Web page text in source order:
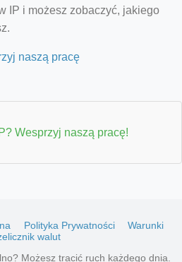
IP i możesz zobaczyć, jakiego
naszą pracę
Wesprzyj naszą pracę!
Polityka Prywatności
Warunki
walut
Możesz tracić ruch każdego dnia.